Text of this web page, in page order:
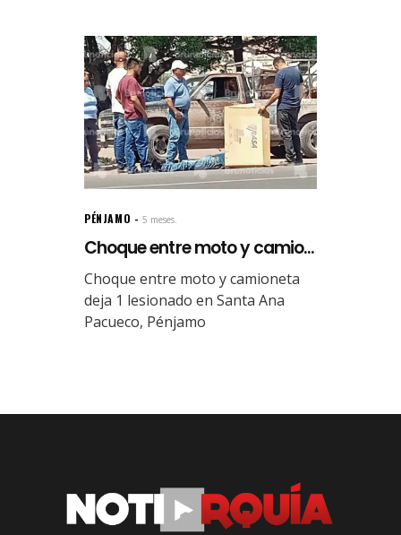
PÉNJAMO 5 meses.
Choque entre moto y camio...
Choque entre moto y camioneta
deja 1 lesionado en Santa Ana
Pacueco, Pénjamo